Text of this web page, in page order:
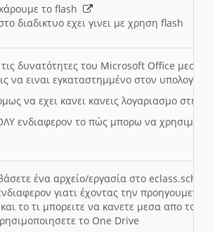
το flash
διαδικτυο εχει γινει με χρηση flash
δυνατότητες του Microsoft Office μεσω
να ειναι εγκαταστημμένο στον
να εχει κανει κανεις λογαριασμο στη
ενδιαφερον το πώς μπορω να
ένα αρχείο/εργασία στο eclass.sch.gr
γιατι έχοντας την
το τι μπορειτε να κανετε μεσα απο το
το One Drive